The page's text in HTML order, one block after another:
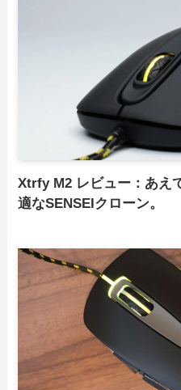
Xtrfy M2 レビュー：あえ
適なSENSEIクローン。